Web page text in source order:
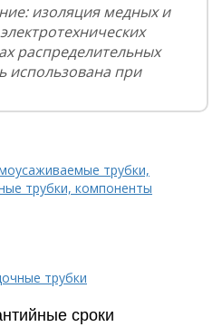
изоляция медных и
распределительных
использована при
трубки,
трубки, компоненты
трубки
сроки